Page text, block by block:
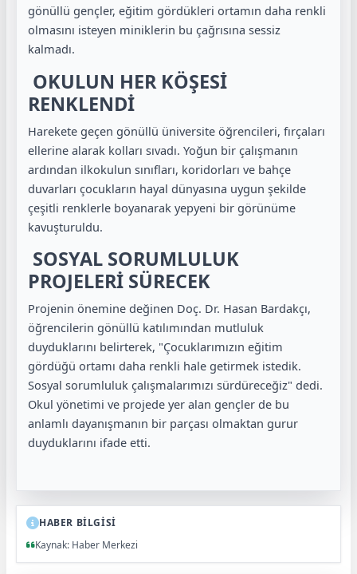
gönüllü gençler, eğitim gördükleri ortamın daha renkli
olmasını isteyen miniklerin bu çağrısına sessiz
kalmadı.
OKULUN HER KÖŞESİ
RENKLENDİ
Harekete geçen gönüllü üniversite öğrencileri, fırçaları
ellerine alarak kolları sıvadı. Yoğun bir çalışmanın
ardından ilkokulun sınıfları, koridorları ve bahçe
duvarları çocukların hayal dünyasına uygun şekilde
çeşitli renklerle boyanarak yepyeni bir görünüme
kavuşturuldu.
SOSYAL SORUMLULUK
PROJELERİ SÜRECEK
Projenin önemine değinen Doç. Dr. Hasan Bardakçı,
öğrencilerin gönüllü katılımından mutluluk
duyduklarını belirterek, "Çocuklarımızın eğitim
gördüğü ortamı daha renkli hale getirmek istedik.
Sosyal sorumluluk çalışmalarımızı sürdüreceğiz" dedi.
Okul yönetimi ve projede yer alan gençler de bu
anlamlı dayanışmanın bir parçası olmaktan gurur
duyduklarını ifade etti.
HABER BİLGİSİ
Kaynak: Haber Merkezi